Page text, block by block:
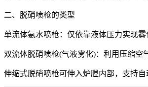
二、脱硝喷枪的类型
单流体氨水喷枪： 仅依靠液体压力实现雾
双流体脱硝喷枪(气液雾化)： 利用压缩空
伸缩式脱硝喷枪可伸入炉膛内部， 支持自